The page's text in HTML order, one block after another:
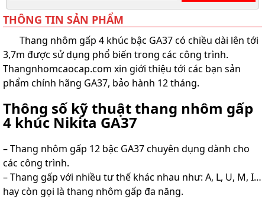
Liên
THÔNG TIN SẢN PHẨM
Thang nhôm gấp 4 khúc bậc GA37 có chiều dài lên tới
3,7m được sử dụng phổ biến trong các công trình.
Thangnhomcaocap.com xin giới thiệu tới các bạn sản
phẩm chính hãng GA37, bảo hành 12 tháng.
Thông số kỹ thuật thang nhôm gấp
4 khúc Nikita GA37
– Thang nhôm gấp 12 bậc GA37chuyên dụng dành cho
các công trình.
– Thang gấp với nhiều tư thế khác nhau như: A, L, U, M, I…
hay còn gọi là thang nhôm gấp đa năng.